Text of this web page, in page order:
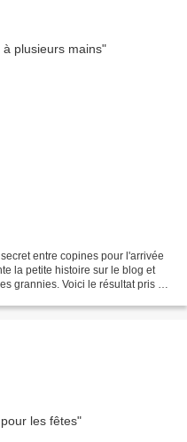
entre copines pour l'arrivée
la petite histoire sur le blog et
grannies. Voici le résultat pris en